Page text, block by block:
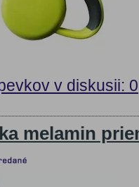
v diskusii: 0
melamin